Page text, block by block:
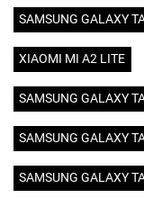
SAMSUNG GALAXY
XIAOMI MI A2 LITE
SAMSUNG GALAXY
SAMSUNG GALAXY
SAMSUNG GALAXY